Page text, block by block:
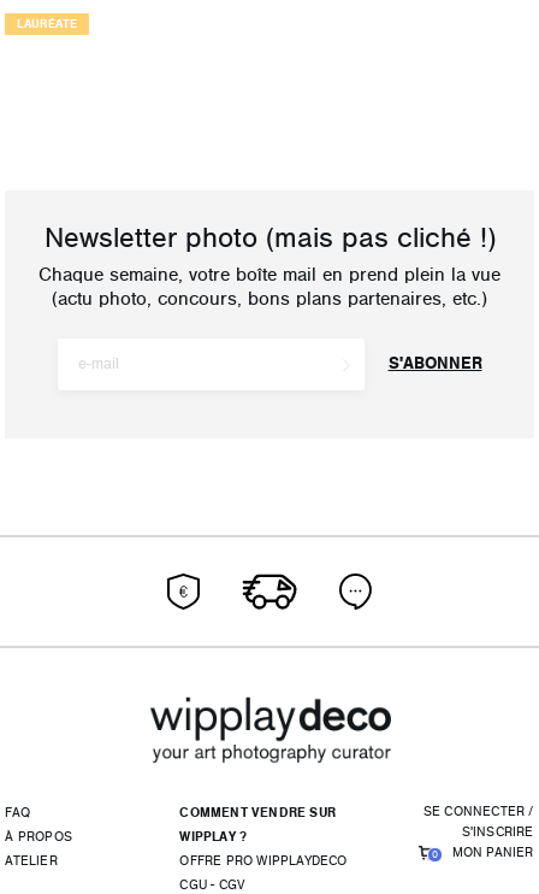
LAURÉATE
Newsletter photo (mais pas cliché !)
Chaque semaine, votre boîte mail en prend plein la vue
(actu photo, concours, bons plans partenaires, etc.)
S'ABONNER
FAQ
À PROPOS
ATELIER
COMMENT VENDRE SUR
WIPPLAY ?
OFFRE PRO WIPPLAYDECO
CGU - CGV
SE CONNECTER /
S'INSCRIRE
0 MON PANIER